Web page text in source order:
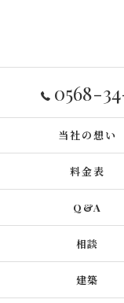
0568-
当社の想い
料金表
Q&A
相談
建築